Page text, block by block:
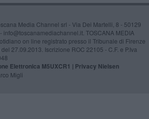
Media Channel srl - Via Dei Martelli, 8 - 50129
info@toscanamediachannel.it. TOSCANA MEDIA
on line registrato presso il Tribunale di Firenze
27.09.2013. Iscrizione ROC 22105 - C.F. e P.Iva
Elettronica M5UXCR1 | Privacy Nielsen
Migli